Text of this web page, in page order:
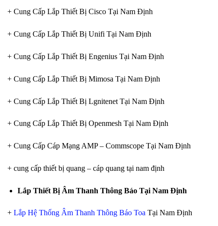
+ Cung Cấp Lắp Thiết Bị Cisco Tại Nam Định
+ Cung Cấp Lắp Thiết Bị Unifi Tại Nam Định
+ Cung Cấp Lắp Thiết Bị Engenius Tại Nam Định
+ Cung Cấp Lắp Thiết Bị Mimosa Tại Nam Định
+ Cung Cấp Lắp Thiết Bị Lgnitenet Tại Nam Định
+ Cung Cấp Lắp Thiết Bị Openmesh Tại Nam Định
+ Cung Cấp Cáp Mạng AMP – Commscope Tại Nam Định
+ cung cấp thiết bị quang – cáp quang tại nam định
Lắp Thiết Bị Âm Thanh Thông Báo Tại Nam Định
+ Lắp Hệ Thống Âm Thanh Thông Báo Toa Tại Nam Định